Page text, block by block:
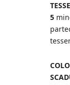
5